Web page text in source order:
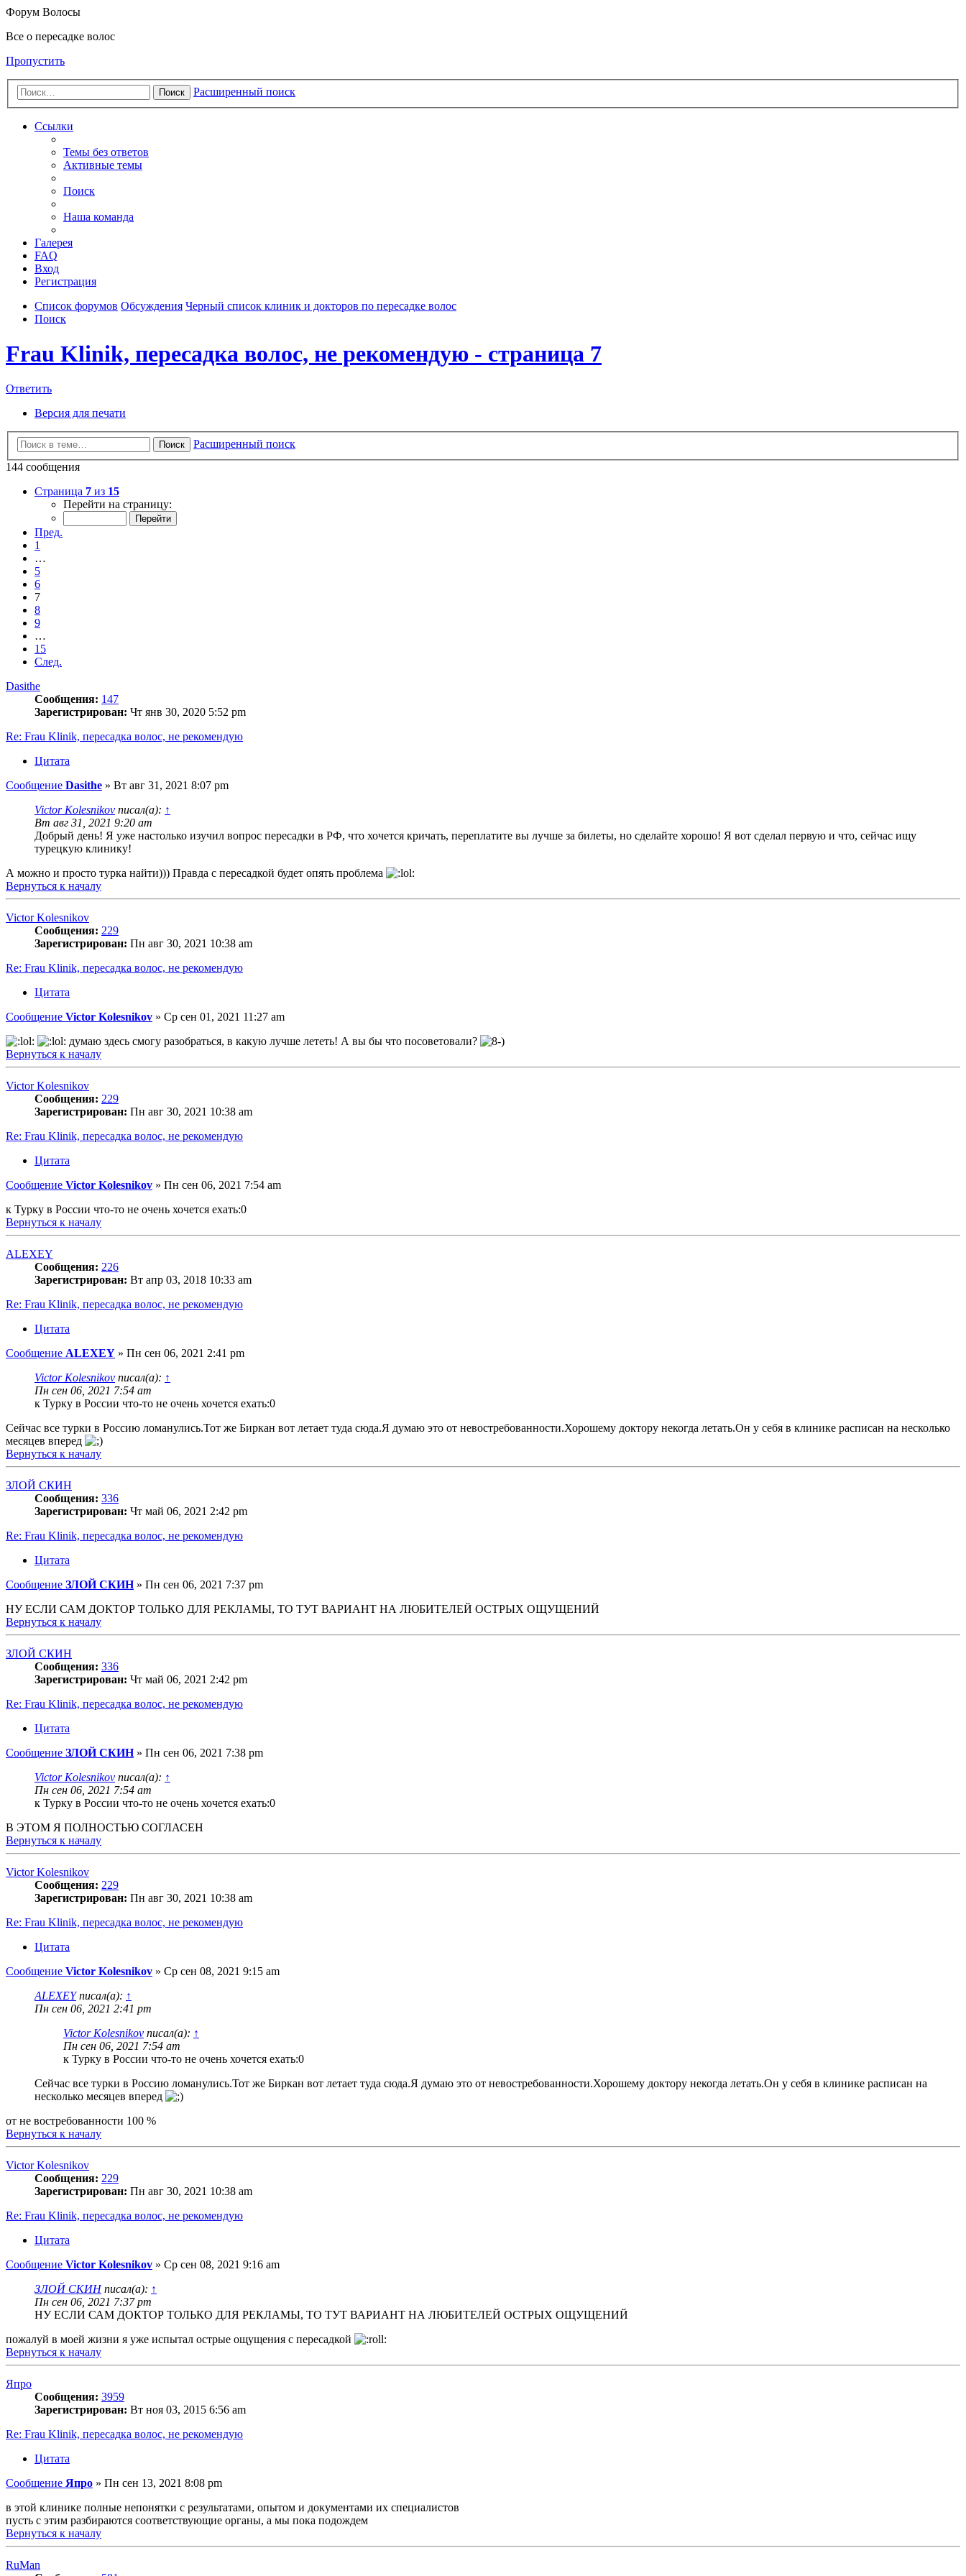
Форум Волосы
Все о пересадке волос
Пропустить
Поиск Расширенный поиск
Ссылки
Темы без ответов
Активные темы
Поиск
Наша команда
Галерея
FAQ
Вход
Регистрация
Список форумов Обсуждения Черный список клиник и докторов по пересадке волос
Поиск
Frau Klinik, пересадка волос, не рекомендую - страница 7
Ответить
Версия для печати
Поиск
Расширенный поиск
144 сообщения
Страница 7 из 15
Перейти на страницу:
Пред.
1
…
5
6
7
8
9
…
15
След.
Dasithe
Сообщения: 147
Зарегистрирован: Чт янв 30, 2020 5:52 pm
Re: Frau Klinik, пересадка волос, не рекомендую
Цитата
Сообщение Dasithe » Вт авг 31, 2021 8:07 pm
Victor Kolesnikov писал(а): ↑
Вт авг 31, 2021 9:20 am
Добрый день! Я уже настолько изучил вопрос пересадки в РФ, что хочется кричать, переплатите вы лучше за билеты, но сделайте хорошо! Я вот сделал первую и что, сейчас ищу
турецкую клинику!
А можно и просто турка найти))) Правда с пересадкой будет опять проблема
Вернуться к началу
Victor Kolesnikov
Сообщения: 229
Зарегистрирован: Пн авг 30, 2021 10:38 am
Re: Frau Klinik, пересадка волос, не рекомендую
Цитата
Сообщение Victor Kolesnikov » Ср сен 01, 2021 11:27 am
думаю здесь смогу разобраться, в какую лучше лететь! А вы бы что посоветовали?
Вернуться к началу
Victor Kolesnikov
Сообщения: 229
Зарегистрирован: Пн авг 30, 2021 10:38 am
Re: Frau Klinik, пересадка волос, не рекомендую
Цитата
Сообщение Victor Kolesnikov » Пн сен 06, 2021 7:54 am
к Турку в России что-то не очень хочется ехать:0
Вернуться к началу
ALEXEY
Сообщения: 226
Зарегистрирован: Вт апр 03, 2018 10:33 am
Re: Frau Klinik, пересадка волос, не рекомендую
Цитата
Сообщение ALEXEY » Пн сен 06, 2021 2:41 pm
Victor Kolesnikov писал(а): ↑
Пн сен 06, 2021 7:54 am
к Турку в России что-то не очень хочется ехать:0
Сейчас все турки в Россию ломанулись.Тот же Биркан вот летает туда сюда.Я думаю это от невостребованности.Хорошему доктору некогда летать.Он у себя в клинике расписан на несколько
месяцев вперед
Вернуться к началу
ЗЛОЙ СКИН
Сообщения: 336
Зарегистрирован: Чт май 06, 2021 2:42 pm
Re: Frau Klinik, пересадка волос, не рекомендую
Цитата
Сообщение ЗЛОЙ СКИН» Пн сен 06, 2021 7:37 pm
НУ ЕСЛИ САМ ДОКТОР ТОЛЬКО ДЛЯ РЕКЛАМЫ, ТО ТУТ ВАРИАНТ НА ЛЮБИТЕЛЕЙ ОСТРЫХ ОЩУЩЕНИЙ
Вернуться к началу
ЗЛОЙ СКИН
Сообщения: 336
Зарегистрирован: Чт май 06, 2021 2:42 pm
Re: Frau Klinik, пересадка волос, не рекомендую
Цитата
Сообщение ЗЛОЙ СКИН» Пн сен 06, 2021 7:38 pm
Victor Kolesnikov писал(а): ↑
Пн сен 06, 2021 7:54 am
к Турку в России что-то не очень хочется ехать:0
В ЭТОМ Я ПОЛНОСТЬЮ СОГЛАСЕН
Вернуться к началу
Victor Kolesnikov
Сообщения: 229
Зарегистрирован: Пн авг 30, 2021 10:38 am
Re: Frau Klinik, пересадка волос, не рекомендую
Цитата
Сообщение Victor Kolesnikov » Ср сен 08, 2021 9:15 am
ALEXEYписал(а): ↑
Пн сен 06, 2021 2:41 pm
Victor Kolesnikov писал(а): ↑
Пн сен 06, 2021 7:54 am
к Турку в России что-то не очень хочется ехать:0
Сейчас все турки в Россию ломанулись.Тот же Биркан вот летает туда сюда.Я думаю это от невостребованности.Хорошему доктору некогда летать.Он у себя в клинике расписан на
несколько месяцев вперед
от не востребованности 100 %
Вернуться к началу
Victor Kolesnikov
Сообщения: 229
Зарегистрирован: Пн авг 30, 2021 10:38 am
Re: Frau Klinik, пересадка волос, не рекомендую
Цитата
Сообщение Victor Kolesnikov » Ср сен 08, 2021 9:16 am
ЗЛОЙ СКИНписал(а): ↑
Пн сен 06, 2021 7:37 pm
НУ ЕСЛИ САМ ДОКТОР ТОЛЬКО ДЛЯ РЕКЛАМЫ, ТО ТУТ ВАРИАНТ НА ЛЮБИТЕЛЕЙ ОСТРЫХ ОЩУЩЕНИЙ
пожалуй в моей жизни я уже испытал острые ощущения с пересадкой
Вернуться к началу
Япро
Сообщения: 3959
Зарегистрирован: Вт ноя 03, 2015 6:56 am
Re: Frau Klinik, пересадка волос, не рекомендую
Цитата
Сообщение Япро » Пн сен 13, 2021 8:08 pm
в этой клинике полные непонятки с результатами, опытом и документами их специалистов
пусть с этим разбираются соответствующие органы, а мы пока подождем
Вернуться к началу
RuMan